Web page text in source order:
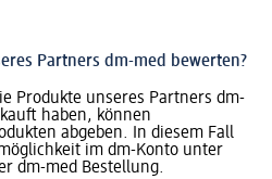
Partners dm-med bewerten?
Produkte unseres Partners dm-
haben, können
abgeben. In diesem Fall
im dm-Konto unter
dm-med Bestellung.